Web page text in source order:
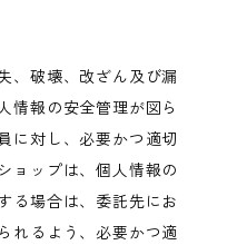
、破壊、改ざん及び漏
情報の安全管理が図ら
に対し、必要かつ適切
ョップは、個人情報の
る場合は、委託先にお
れるよう、必要かつ適